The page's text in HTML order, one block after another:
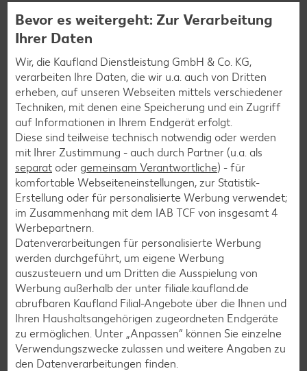
Dr. Alexa Iwan ist Ernährungswissenschaftlerin. Die
erfahrene Expertin hat schon viele Menschen bei der
Ernährungsumstellung begleitet. Die gesunde und
bewusste Ernährung für die ganze Familie liegt ihr
besonders am Herzen. In der Kaufland-Kolumne „Die
Besseresserin“ zeigt sie, welche positive Wirkung bewusstes
Essen haben kann. Ihre kreativenRezeptestehen für eine
leckere und ausgewogene Küche.
Zurück zur Kaufland Einkaufsacademy
Das könnte dich auch
interessieren
Bevor es weitergeht: Zur Verarbeitung
Ihrer Daten
Wir, die Kaufland Dienstleistung GmbH & Co. KG,
verarbeiten Ihre Daten, die wir u.a. auch von Dritten
erheben, auf unseren Webseiten mittels verschiedener
Techniken, mit denen eine Speicherung und ein Zugriff
auf Informationen in Ihrem Endgerät erfolgt.
Diese sind teilweise technisch notwendig oder werden
mit Ihrer Zustimmung - auch durch Partner (u.a. als
separat oder gemeinsam Verantwortliche) - für
komfortable Webseiteneinstellungen, zur Statistik-
Erstellung oder für personalisierte Werbung verwendet;
im Zusammenhang mit dem IAB TCF von insgesamt 4
Werbepartnern.
Datenverarbeitungen für personalisierte Werbung
werden durchgeführt, um eigene Werbung
auszusteuern und um Dritten die Ausspielung von
Werbung außerhalb der unter filiale.kaufland.de
abrufbaren Kaufland Filial-Angebote über die Ihnen und
Ihren Haushaltsangehörigen zugeordneten Endgeräte
zu ermöglichen. Unter „Anpassen“ können Sie einzelne
Verwendungszwecke zulassen und weitere Angaben zu
den Datenverarbeitungen finden.